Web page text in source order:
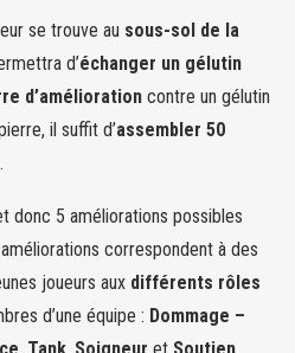
se trouve au sous-sol de la
d’échanger un gélutin
d’amélioration contre un gélutin
il suffit d’assembler 50
donc 5 améliorations possibles
correspondent à des
joueurs aux différents rôles
d’une équipe : Dommage –